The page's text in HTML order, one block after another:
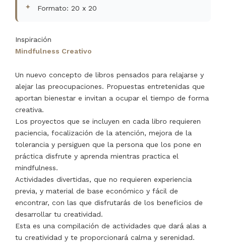
Formato: 20 x 20
Inspiración
Mindfulness Creativo
Un nuevo concepto de libros pensados para relajarse y
alejar las preocupaciones. Propuestas entretenidas que
aportan bienestar e invitan a ocupar el tiempo de forma
creativa.
Los proyectos que se incluyen en cada libro requieren
paciencia, focalización de la atención, mejora de la
tolerancia y persiguen que la persona que los pone en
práctica disfrute y aprenda mientras practica el
mindfulness.
Actividades divertidas, que no requieren experiencia
previa, y material de base económico y fácil de
encontrar, con las que disfrutarás de los beneficios de
desarrollar tu creatividad.
Esta es una compilación de actividades que dará alas a
tu creatividad y te proporcionará calma y serenidad.